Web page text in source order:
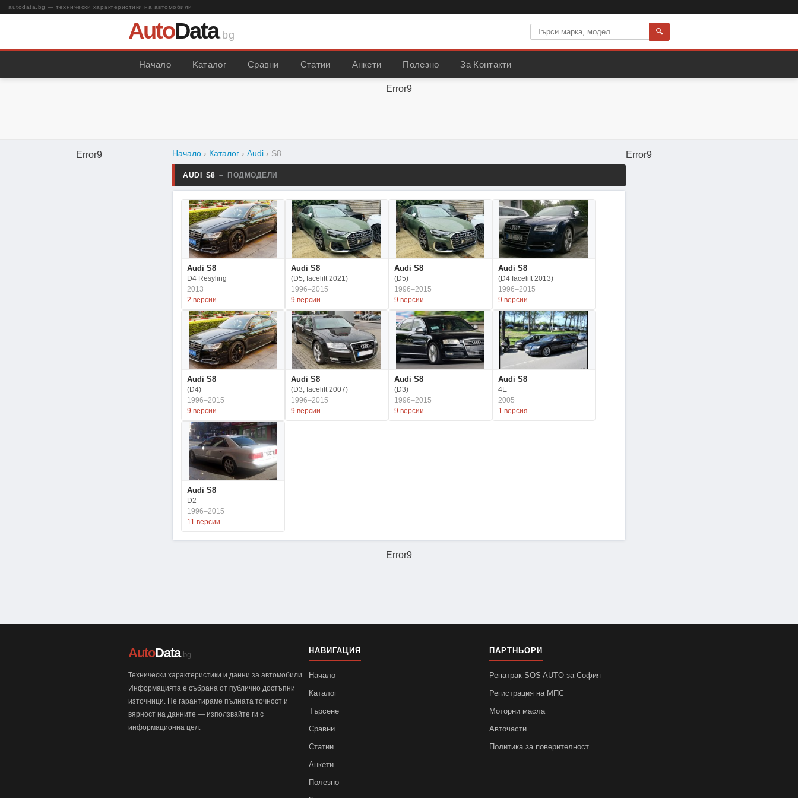
autodata.bg — технически характеристики на автомобили
AutoData.bg 🔍
Начало Kаталог Сравни Статии Анкети Полезно За Контакти
Error9
Error9 Начало › Каталог › Audi › S8
AUDI S8 – ПОДМОДЕЛИ
Audi S8
D4 Resyling
2013
2 версии
Audi S8
(D5, facelift 2021)
1996–2015
9 версии
Audi S8
(D5)
1996–2015
9 версии
Audi S8
(D4 facelift 2013)
1996–2015
9 версии
Audi S8
(D4)
1996–2015
9 версии
Audi S8
(D3, facelift 2007)
1996–2015
9 версии
Audi S8
(D3)
1996–2015
9 версии
Audi S8
4E
2005
1 версия
Audi S8
D2
1996–2015
11 версии
Error9
Error9
AutoData.bg
Технически характеристики и данни за автомобили.
Информацията е събрана от публично достъпни
източници. Не гарантираме пълната точност и
вярност на данните — използвайте ги с
информационна цел.
НАВИГАЦИЯ
Начало
Каталог
Търсене
Сравни
Статии
Анкети
Полезно
ПАРТНЬОРИ
Репатрак SOS AUTO за София
Регистрация на МПС
Моторни масла
Авточасти
Политика за поверителност